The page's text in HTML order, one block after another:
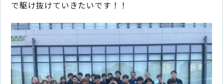
で駆け抜けていきたいです！！